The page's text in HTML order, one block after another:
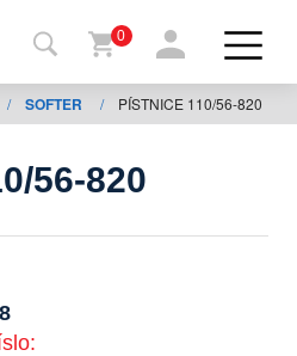
0
/ SOFTER / PÍSTNICE 110/56-820
56-820